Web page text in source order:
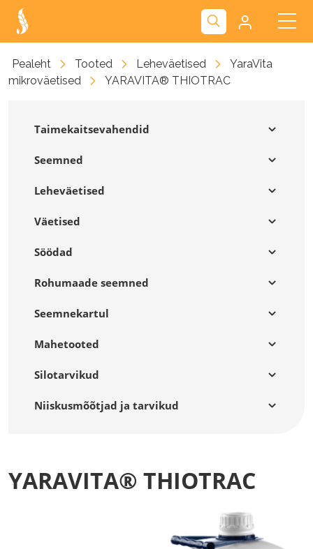
Kliendiportaal
Nova
Pealeht Tooted Leheväetised
YaraVita
mikroväetised
YARAVITA® THIOTRAC
Taimekaitsevahendid
Seemned
Leheväetised
Väetised
Söödad
Rohumaade seemned
Seemnekartul
Mahetooted
Silotarvikud
Niiskusmõõtjad ja tarvikud
YARAVITA® THIOTRAC